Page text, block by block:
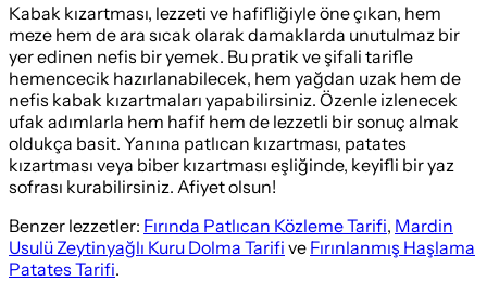
Kabak kızartması, lezzeti ve hafifliğiyle öne çıkan, hem
meze hem de ara sıcak olarak damaklarda unutulmaz bir
yer edinen nefis bir yemek. Bu pratik ve şifali tarifle
hemencecik hazırlanabilecek, hem yağdan uzak hem de
nefis kabak kızartmaları yapabilirsiniz. Özenle izlenecek
ufak adımlarla hem hafif hem de lezzetli bir sonuç almak
oldukça basit. Yanına patlıcan kızartması, patates
kızartması veya biber kızartması eşliğinde, keyifli bir yaz
sofrası kurabilirsiniz. Afiyet olsun!
Benzer lezzetler: Fırında Patlıcan Közleme Tarifi, Mardin
Usulü Zeytinyağlı Kuru Dolma Tarifi ve Fırınlanmış Haşlama
Patates Tarifi.